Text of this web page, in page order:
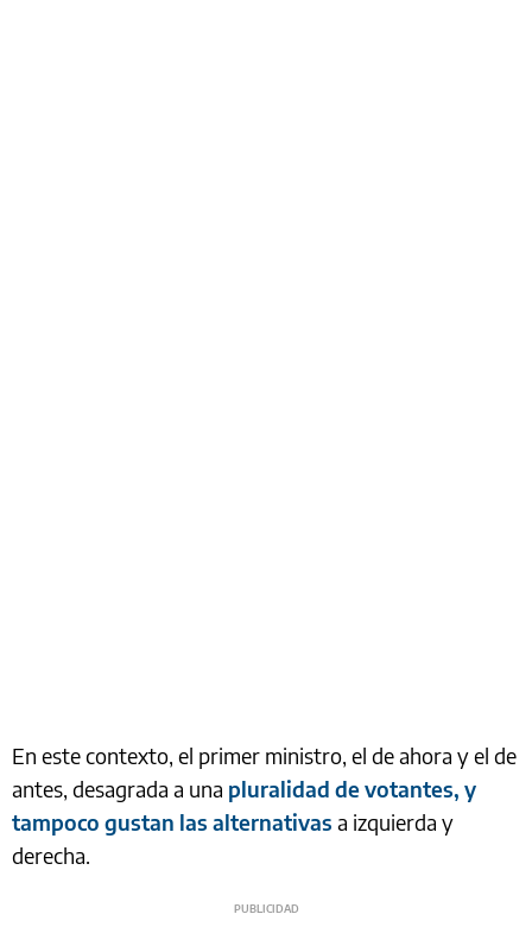
En este contexto, el primer ministro, el de ahora y el de
antes, desagrada a una pluralidad de votantes, y
tampoco gustan las alternativas a izquierda y
derecha.